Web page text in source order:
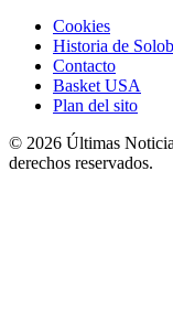
Cookies
Historia de
Contacto
Basket USA
Plan del sito
© 2026 Últimas
derechos reservados.